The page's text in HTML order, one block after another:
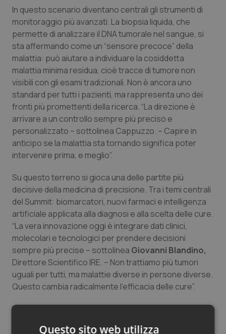
Quotidiano Chirurgia
Quotidiano Oncologia
Quotidiano Pediatria
Rene & patologie urogenitali
Salute orale & impianti
Sangue & coagulazione
Tiroide
Tumore al seno
Tumore ovarico
Tumori del Polmone & Testa Collo
Tumori gastrointestinali
Ulcera & Reflusso
Vaccini
In questo scenario diventano centrali gli strumenti di
monitoraggio più avanzati. La biopsia liquida, che
permette di analizzare il DNA tumorale nel sangue, si
sta affermando come un “sensore precoce” della
malattia: può aiutare a individuare la cosiddetta
malattia minima residua, cioè tracce di tumore non
visibili con gli esami tradizionali. Non è ancora uno
standard per tutti i pazienti, ma rappresenta uno dei
fronti più promettenti della ricerca. “La direzione è
arrivare a un controllo sempre più preciso e
personalizzato – sottolinea Cappuzzo. – Capire in
anticipo se la malattia sta tornando significa poter
intervenire prima, e meglio”.
Su questo terreno si gioca una delle partite più
decisive della medicina di precisione. Tra i temi centrali
del Summit: biomarcatori, nuovi farmaci e intelligenza
artificiale applicata alla diagnosi e alla scelta delle cure.
“La vera innovazione oggi è integrare dati clinici,
molecolari e tecnologici per prendere decisioni
sempre più precise – sottolinea Giovanni Blandino,
Direttore Scientifico IRE. – Non trattiamo più tumori
uguali per tutti, ma malattie diverse in persone diverse.
Questo cambia radicalmente l’efficacia delle cure”.
Portare a Roma i principali esperti internazionali ha un
Questo sito web utilizza